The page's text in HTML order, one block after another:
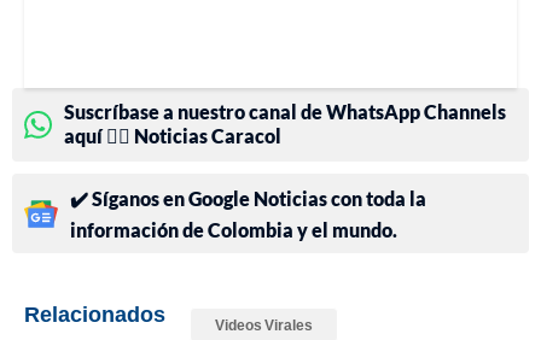
Suscríbase a nuestro canal de WhatsApp Channels
aquí 👉🏻 Noticias Caracol
✔️ Síganos en Google Noticias con toda la
información de Colombia y el mundo.
Relacionados Videos Virales